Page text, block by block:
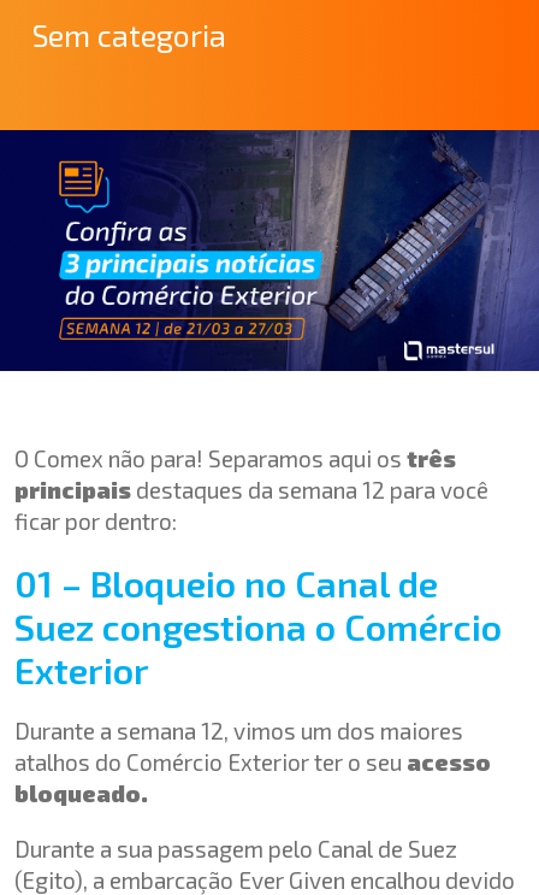
Sem categoria
O Comex não para! Separamos aqui os três
principais destaques da semana 12 para você
ficar por dentro:
01 – Bloqueio no Canal de
Suez congestiona o Comércio
Exterior
Durante a semana 12, vimos um dos maiores
atalhos do Comércio Exterior ter o seu acesso
bloqueado.
Durante a sua passagem pelo Canal de Suez
(Egito), a embarcação Ever Given encalhou devido